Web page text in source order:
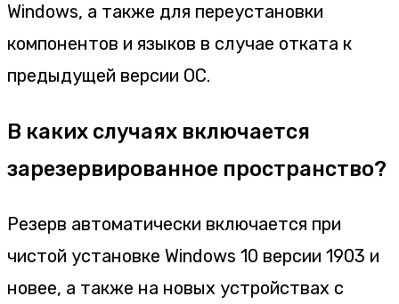
Windows, а также для переустановки
компонентов и языков в случае отката к
предыдущей версии ОС.
В каких случаях включается
зарезервированное пространство?
Резерв автоматически включается при
чистой установке Windows 10 версии 1903 и
новее, а также на новых устройствах с